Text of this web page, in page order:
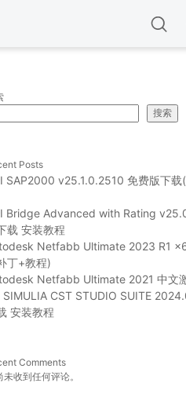
搜索
Posts
SAP2000 v25.1.0.2510 免费版下载
Bridge Advanced with Rating
载 安装教程
Netfabb Ultimate 2023 R1
丁+教程)
Netfabb Ultimate 2021 中文
SIMULIA CST STUDIO SUITE
安装教程
Comments
未收到任何评论。